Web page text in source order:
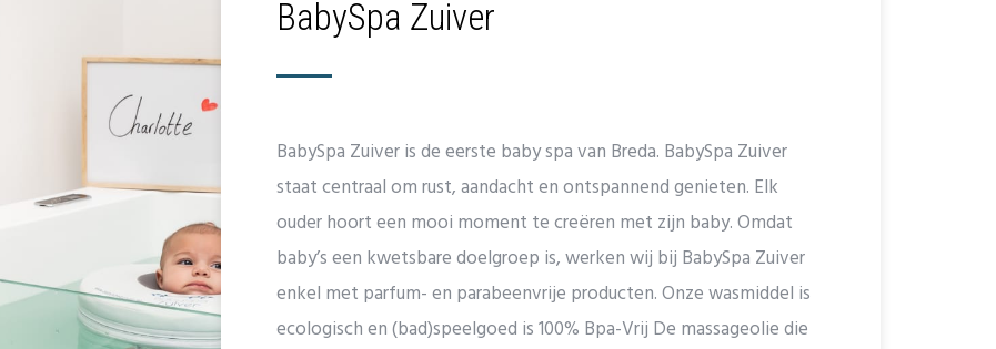
BabySpa Zuiver
BabySpa Zuiver is de eerste baby spa van Breda. BabySpa Zuiver
staat centraal om rust, aandacht en ontspannend genieten. Elk
ouder hoort een mooi moment te creëren met zijn baby. Omdat
baby’s een kwetsbare doelgroep is, werken wij bij BabySpa Zuiver
enkel met parfum- en parabeenvrije producten. Onze wasmiddel is
ecologisch en (bad)speelgoed is 100% Bpa-Vrij De massageolie die